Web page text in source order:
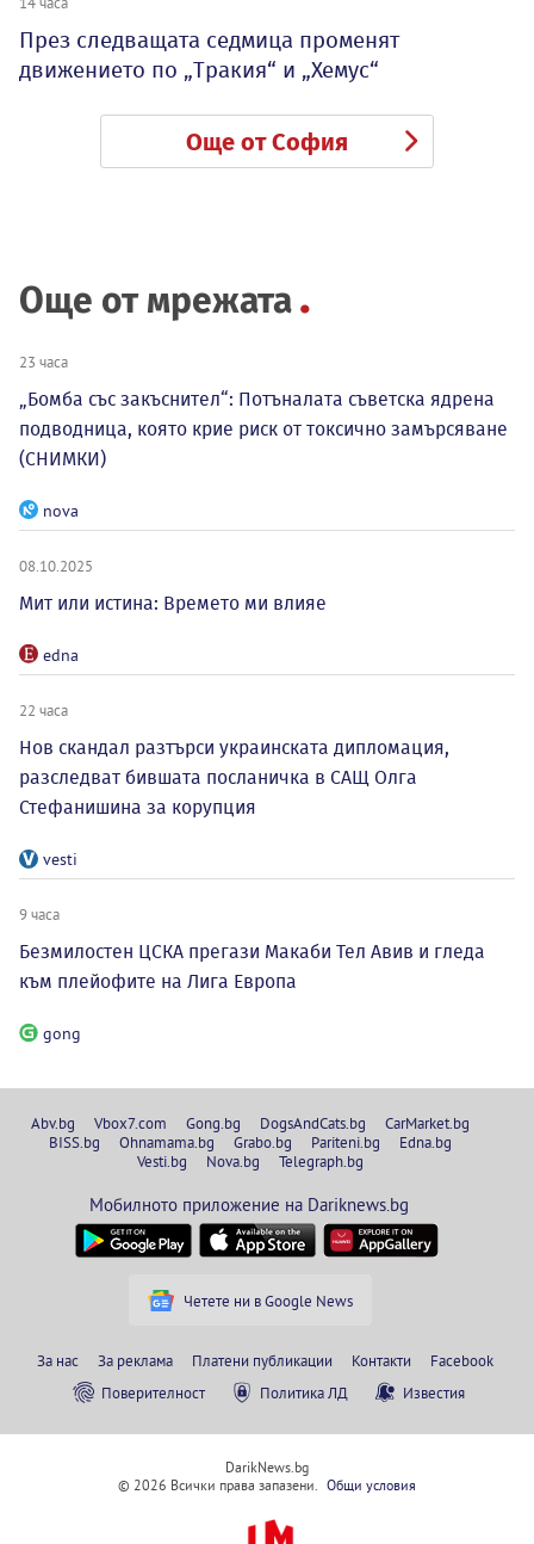
През следващата седмица променят
движението по „Тракия“ и „Хемус“
Още от София
Още от мрежата
23 часа
„Бомба със закъснител“: Потъналата съветска ядрена
подводница, която крие риск от токсично замърсяване
(СНИМКИ)
nova
08.10.2025
Мит или истина: Времето ми влияе
edna
22 часа
Нов скандал разтърси украинската дипломация,
разследват бившата посланичка в САЩ Олга
Стефанишина за корупция
vesti
9 часа
Безмилостен ЦСКА прегази Макаби Тел Авив и гледа
към плейофите на Лига Европа
gong
Abv.bg Vbox7.com Gong.bg DogsAndCats.bg
CarMarket.bg
BISS.bg
Ohnamama.bg Grabo.bg Pariteni.bg
Edna.bg
Vesti.bg
Nova.bg Telegraph.bg
Мобилното приложение на Dariknews.bg
Четете ни в Google News
За нас За реклама Платени публикации Контакти
Facebook
Поверителност
Политика ЛД Известия
DarikNews.bg
© 2026 Всички права запазени. Общи условия